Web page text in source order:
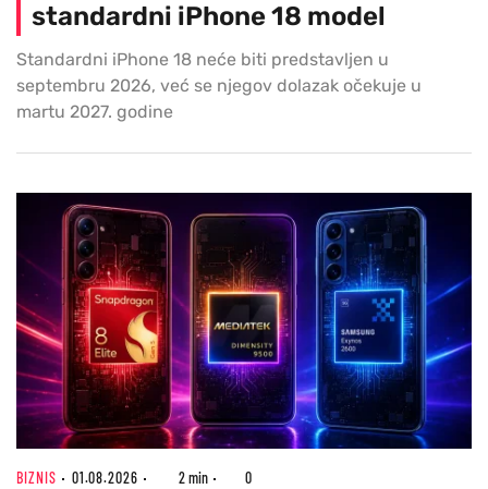
standardni iPhone 18 model
Standardni iPhone 18 neće biti predstavljen u
septembru 2026, već se njegov dolazak očekuje u
martu 2027. godine
BIZNIS 01.08.2026 2 min 0